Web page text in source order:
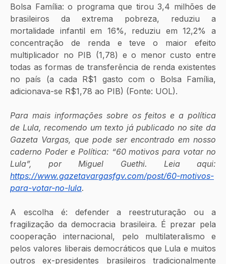
Bolsa Família: o programa que tirou 3,4 milhões de
brasileiros da extrema pobreza, reduziu a
mortalidade infantil em 16%, reduziu em 12,2% a
concentração de renda e teve o maior efeito
multiplicador no PIB (1,78) e o menor custo entre
todas as formas de transferência de renda existentes
no país (a cada R$1 gasto com o Bolsa Família,
adicionava-se R$1,78 ao PIB) (Fonte: UOL).
Para mais informações sobre os feitos e a política
de Lula, recomendo um texto já publicado no site da
Gazeta Vargas, que pode ser encontrado em nosso
caderno Poder e Política: “60 motivos para votar no
https://www.gazetavargasfgv.com/post/60-motivos-
para-votar-no-lula.
A escolha é: defender a reestruturação ou a
fragilização da democracia brasileira. É prezar pela
cooperação internacional, pelo multilateralismo e
pelos valores liberais democráticos que Lula e muitos
outros ex-presidentes brasileiros tradicionalmente